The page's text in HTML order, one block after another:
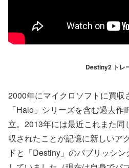
Destiny2 トレ
2000年にマイクロソフトに買収
「Halo」シリーズを含む過去
立。2013年には最近これまた同
収されたことが記憶に新しいア
ドと「Destiny」のパブリッシ